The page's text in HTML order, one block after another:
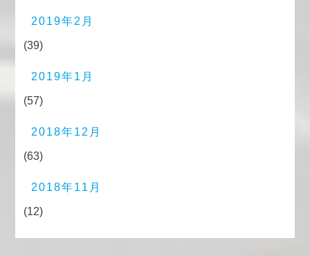
2019年2月
(39)
2019年1月
(57)
2018年12月
(63)
2018年11月
(12)